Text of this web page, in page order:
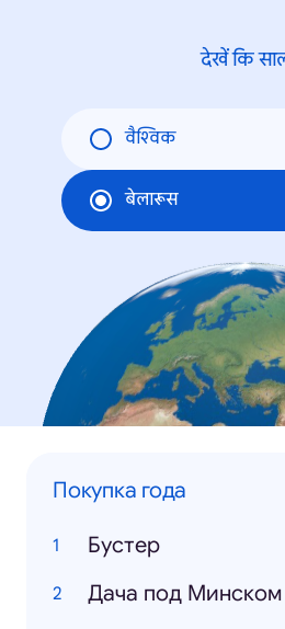
देखें कि
वैश्विक
बेलारूस
Покупка года
Бустер
Дача под Минском